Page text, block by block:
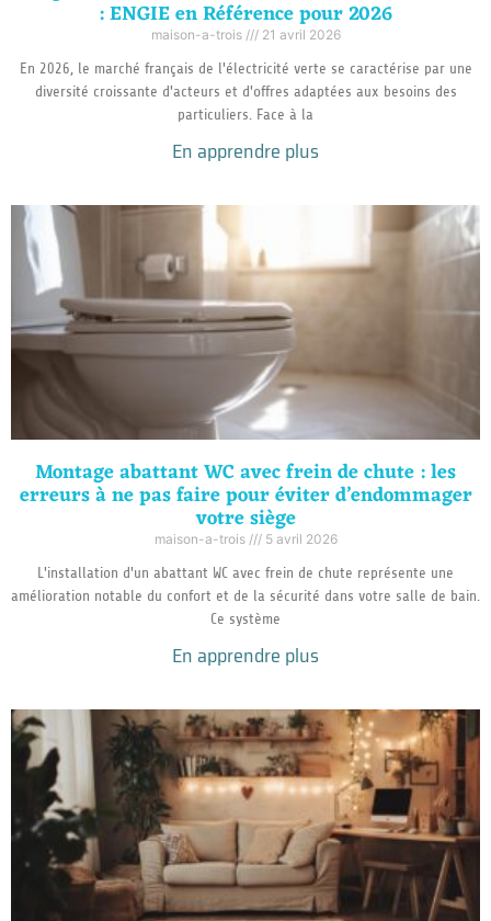
: ENGIE en Référence pour 2026
maison-a-trois 21 avril 2026
En 2026, le marché français de l'électricité verte se caractérise par une
diversité croissante d'acteurs et d'offres adaptées aux besoins des
particuliers. Face à la
En apprendre plus
Montage abattant WC avec frein de chute : les
erreurs à ne pas faire pour éviter d’endommager
votre siège
maison-a-trois 5 avril 2026
L'installation d'un abattant WC avec frein de chute représente une
amélioration notable du confort et de la sécurité dans votre salle de bain.
Ce système
En apprendre plus